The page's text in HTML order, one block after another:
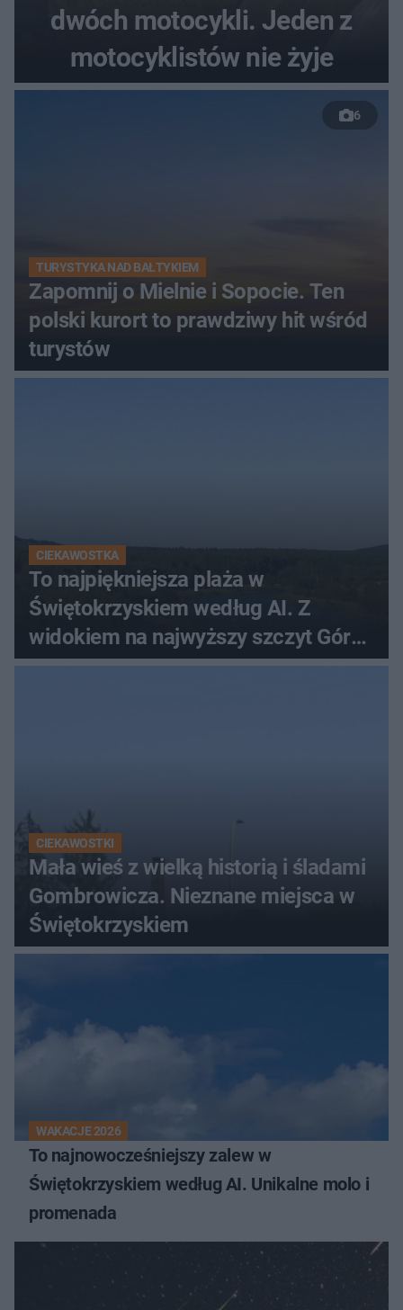
dwóch motocykli. Jeden z
motocyklistów nie żyje
6
TURYSTYKA NAD BAŁTYKIEM
Zapomnij o Mielnie i Sopocie. Ten
polski kurort to prawdziwy hit wśród
turystów
CIEKAWOSTKA
To najpiękniejsza plaża w
Świętokrzyskiem według AI. Z
widokiem na najwyższy szczyt Gór
Świętokrzyskich
CIEKAWOSTKI
Mała wieś z wielką historią i śladami
Gombrowicza. Nieznane miejsca w
Świętokrzyskiem
WAKACJE 2026
To najnowocześniejszy zalew w
Świętokrzyskiem według AI. Unikalne molo i
promenada